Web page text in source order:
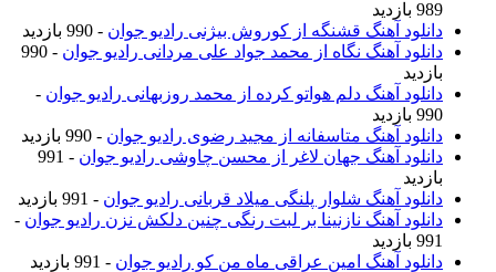
989 بازدید
دانلود آهنگ قشنگه از کوروش بیژنی رادیو جوان- 990 بازدید
دانلود آهنگ نگاه از محمد جواد علی مردانی رادیو جوان
- 990
بازدید
دانلود آهنگ دلم هواتو کرده از محمد روزبهانی رادیو جوان-
990 بازدید
دانلود آهنگ متاسفانه از مجید رضوی رادیو جوان- 990 بازدید
دانلود آهنگ جهان لاغر از محسن چاوشی رادیو جوان
- 991
بازدید
دانلود آهنگ شلوار پلنگی میلاد قربانی رادیو جوان- 991 بازدید
دانلود آهنگ نازنینا بر لبت رنگی چنین دلکش نزن رادیو جوان-
991 بازدید
دانلود آهنگ امین عراقی ماه من کو رادیو جوان- 991 بازدید